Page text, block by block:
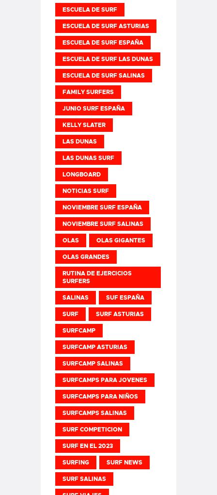
ESCUELA DE SURF
ESCUELA DE SURF ASTURIAS
ESCUELA DE SURF ESPAÑA
ESCUELA DE SURF LAS DUNAS
ESCUELA DE SURF SALINAS
FAMILY SURFERS
JUNIO SURF ESPAÑA
KELLY SLATER
LAS DUNAS
LAS DUNAS SURF
LONGBOARD
NOTICIAS SURF
NOVIEMBRE SURF ESPAÑA
NOVIEMBRE SURF SALINAS
OLAS OLAS GIGANTES
OLAS GRANDES
RUTINA DE EJERCICIOS
SURFERS
SALINAS SUF ESPAÑA
SURF SURF ASTURIAS
SURFCAMP
SURFCAMP ASTURIAS
SURFCAMP SALINAS
SURFCAMPS PARA JOVENES
SURFCAMPS PARA NIÑOS
SURFCAMPS SALINAS
SURF COMPETICION
SURF EN EL 2023
SURFING SURF NEWS
SURF SALINAS